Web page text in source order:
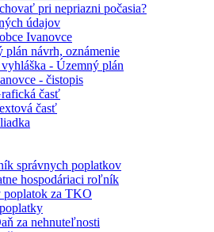
pri nepriazni počasia?
údajov
Ivanovce
plán návrh, oznámenie
- Územný plán
- čistopis
časť
časť
správnych poplatkov
hospodáriaci roľník
poplatok za TKO
za nehnuteľnosti